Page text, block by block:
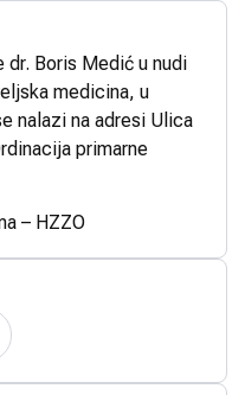
Boris Medić u nudi
medicina, u
nalazi na adresi Ulica
primarne
– HZZO